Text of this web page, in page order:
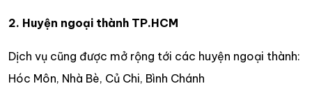
2. Huyện ngoại thành TP.HCM
Dịch vụ cũng được mở rộng tới các huyện ngoại thành:
Hóc Môn, Nhà Bè, Củ Chi, Bình Chánh